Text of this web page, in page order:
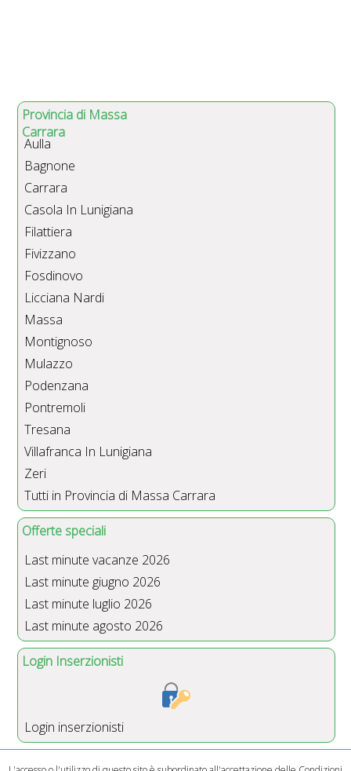
Provincia di Massa
Carrara
Aulla
Bagnone
Carrara
Casola In Lunigiana
Filattiera
Fivizzano
Fosdinovo
Licciana Nardi
Massa
Montignoso
Mulazzo
Podenzana
Pontremoli
Tresana
Villafranca In Lunigiana
Zeri
Tutti in Provincia di Massa Carrara
Offerte speciali
Last minute vacanze 2026
Last minute giugno 2026
Last minute luglio 2026
Last minute agosto 2026
Login Inserzionisti
Login inserzionisti